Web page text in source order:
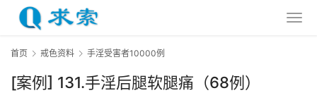
首页 戒色资料 手淫受害者10000例
[案例] 131.手淫后腿软腿痛（68例）